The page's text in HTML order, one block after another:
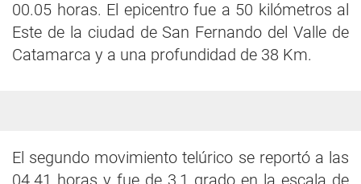
00.05 horas. El epicentro fue a 50 kilómetros al
Este de la ciudad de San Fernando del Valle de
Catamarca y a una profundidad de 38 Km.
El segundo movimiento telúrico se reportó a las